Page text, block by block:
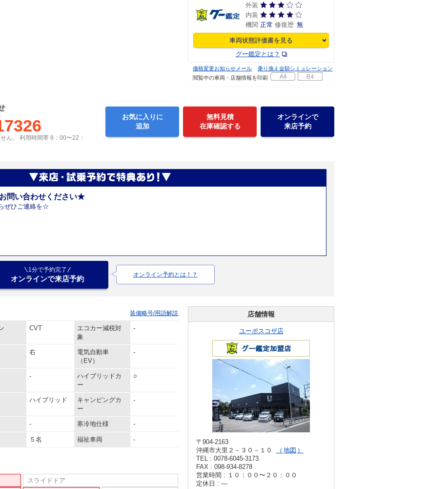
外装
内装
機関 正常 修復歴 無
車両状態評価書を見る
グー鑑定とは？
価格変更お知らせメール
乗り換え金額シミュレーション
閲覧中の車両・店舗情報を印刷
ん。 利用時間帯 8：00〜22：
お気に入りに
追加
無料見積
在庫確認する
オンラインで
来店予約
問い合わせください★
ぜひご連絡を☆
1分で予約完了
オンラインで来店予約 オンライン予約とは！？
装備略号/用語解説
CVT
エコカー減税対
象
-
右
電気自動車
（EV）
-
-
ハイブリッドカ
ー
○
ハイブリッド
キャンピングカ
ー
-
- 寒冷地仕様 -
５名 福祉車両 -
スライドドア
店舗情報
ユーポスコザ店
〒904-2163
沖縄市大里２－３０－１０
地図
TEL : 0078-6045-3173
FAX : 098-934-8278
営業時間 : １０：００〜２０：００
定休日 : ―